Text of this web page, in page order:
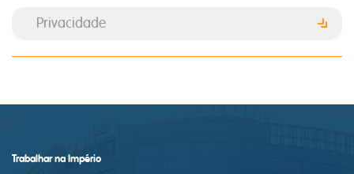
Privacidade
Trabalhar na Império